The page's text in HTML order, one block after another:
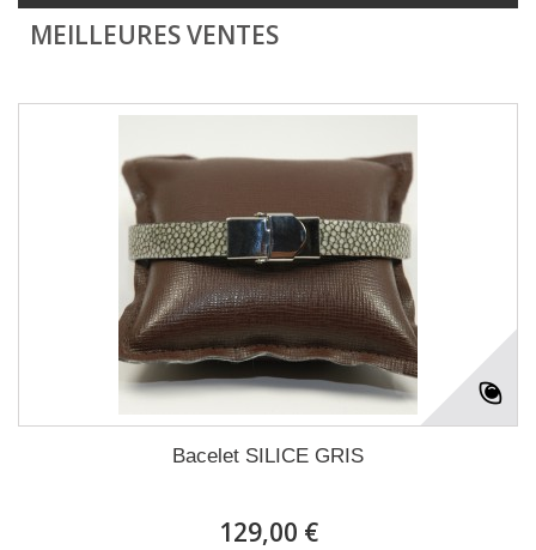
MEILLEURES VENTES
Bacelet SILICE GRIS
129,00 €